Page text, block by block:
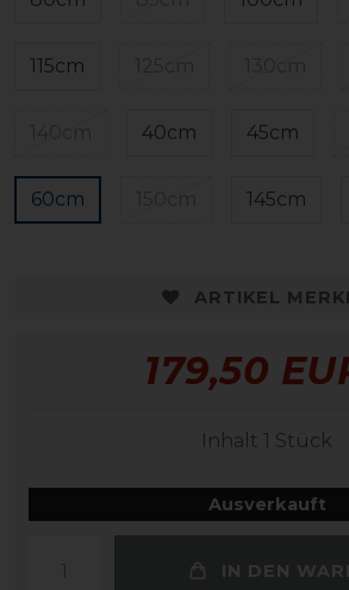
115cm
40cm 45cm
60cm 145cm
ARTIKEL
179,50
Inhalt 1 Stück
Ausverkauft
IN DEN